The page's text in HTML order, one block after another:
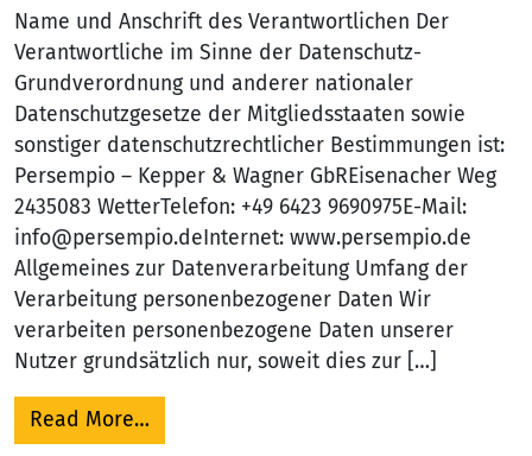
Name und Anschrift des Verantwortlichen Der
Verantwortliche im Sinne der Datenschutz-
Grundverordnung und anderer nationaler
Datenschutzgesetze der Mitgliedsstaaten sowie
sonstiger datenschutzrechtlicher Bestimmungen ist:
Persempio – Kepper & Wagner GbREisenacher Weg
2435083 WetterTelefon: +49 6423 9690975E-Mail:
info@persempio.deInternet: www.persempio.de
Allgemeines zur Datenverarbeitung Umfang der
Verarbeitung personenbezogener Daten Wir
verarbeiten personenbezogene Daten unserer
Nutzer grundsätzlich nur, soweit dies zur […]
Read More…